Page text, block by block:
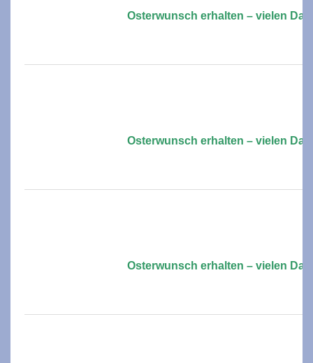
Osterwunsch erhalten – vielen
Osterwunsch erhalten – vielen
Osterwunsch erhalten – vielen